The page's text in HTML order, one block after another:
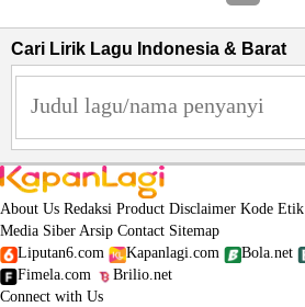
Cari Lirik Lagu Indonesia & Barat
About Us Redaksi Product Disclaimer Kode Etik
Media Siber Arsip Contact Sitemap
Liputan6.com
Kapanlagi.com Bola.net
Fimela.com
Brilio.net
Connect with Us